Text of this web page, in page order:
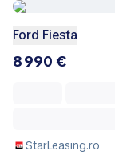
Ford Fiesta
8 990 €
StarLeasing.ro